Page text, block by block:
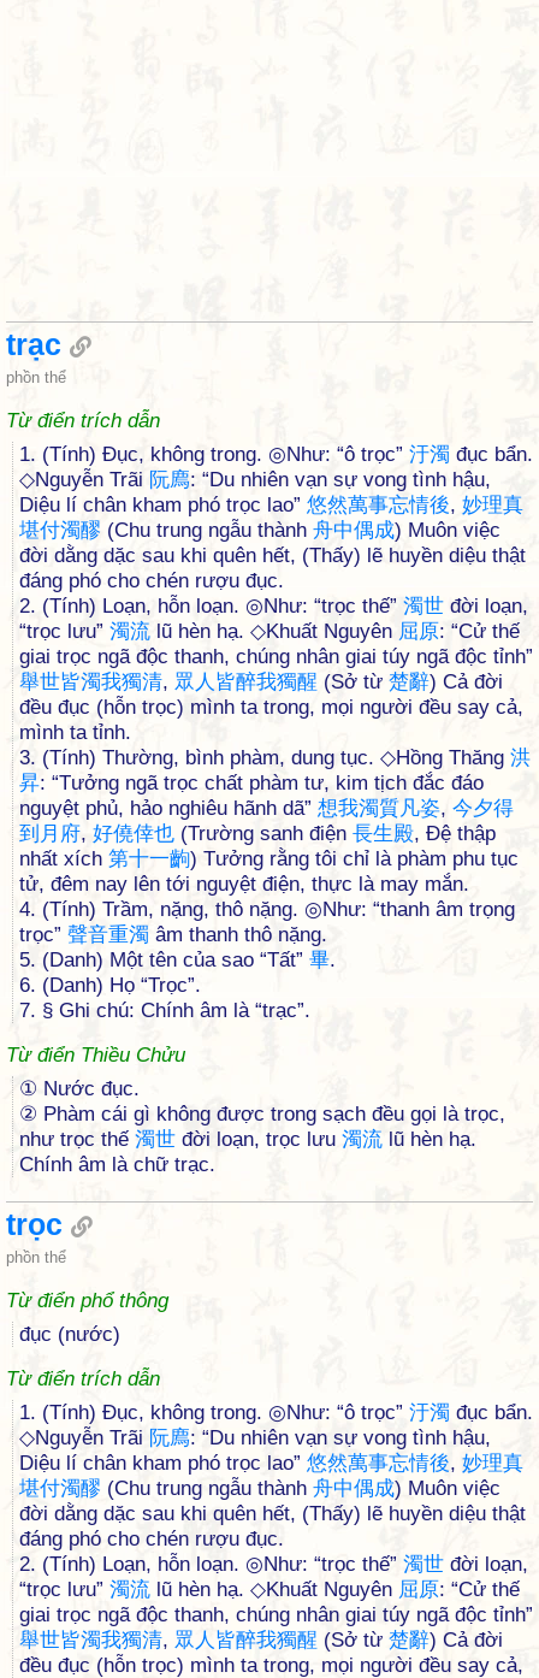
trạc
phồn thể
Từ điển trích dẫn
1. (Tính) Đục, không trong. ◎Như: “ô trọc” 汙濁 đục bẩn.
◇Nguyễn Trãi 阮廌: “Du nhiên vạn sự vong tình hậu,
Diệu lí chân kham phó trọc lao” 悠然萬事忘情後, 妙理真
堪付濁醪 (Chu trung ngẫu thành 舟中偶成) Muôn việc
đời dằng dặc sau khi quên hết, (Thấy) lẽ huyền diệu thật
đáng phó cho chén rượu đục.
2. (Tính) Loạn, hỗn loạn. ◎Như: “trọc thế” 濁世 đời loạn,
“trọc lưu” 濁流 lũ hèn hạ. ◇Khuất Nguyên 屈原: “Cử thế
giai trọc ngã độc thanh, chúng nhân giai túy ngã độc tỉnh”
舉世皆濁我獨清, 眾 人 皆醉我獨醒 (Sở từ 楚辭) Cả đời
đều đục (hỗn trọc) mình ta trong, mọi người đều say cả,
mình ta tỉnh.
3. (Tính) Thường, bình phàm, dung tục. ◇Hồng Thăng 洪
昇: “Tưởng ngã trọc chất phàm tư, kim tịch đắc đáo
nguyệt phủ, hảo nghiêu hãnh dã” 想我濁質凡姿, 今夕得
到 月 府, 好僥倖也 (Trường sanh điện 長生殿, Đệ thập
nhất xích 第十一齣) Tưởng rằng tôi chỉ là phàm phu tục
tử, đêm nay lên tới nguyệt điện, thực là may mắn.
4. (Tính) Trầm, nặng, thô nặng. ◎Như: “thanh âm trọng
trọc” 聲音重濁 âm thanh thô nặng.
5. (Danh) Một tên của sao “Tất” 畢.
6. (Danh) Họ “Trọc”.
7. § Ghi chú: Chính âm là “trạc”.
Từ điển Thiều Chửu
① Nước đục.
② Phàm cái gì không được trong sạch đều gọi là trọc,
như trọc thế 濁世 đời loạn, trọc lưu 濁流 lũ hèn hạ.
Chính âm là chữ trạc.
trọc
phồn thể
Từ điển phổ thông
đục (nước)
Từ điển trích dẫn
1. (Tính) Đục, không trong. ◎Như: “ô trọc” 汙濁 đục bẩn.
◇Nguyễn Trãi 阮廌: “Du nhiên vạn sự vong tình hậu,
Diệu lí chân kham phó trọc lao” 悠然萬事忘情後, 妙理真
堪付濁醪 (Chu trung ngẫu thành 舟中偶成) Muôn việc
đời dằng dặc sau khi quên hết, (Thấy) lẽ huyền diệu thật
đáng phó cho chén rượu đục.
2. (Tính) Loạn, hỗn loạn. ◎Như: “trọc thế” 濁世 đời loạn,
“trọc lưu” 濁流 lũ hèn hạ. ◇Khuất Nguyên 屈原: “Cử thế
giai trọc ngã độc thanh, chúng nhân giai túy ngã độc tỉnh”
舉世皆濁我獨清, 眾 人 皆醉我獨醒 (Sở từ 楚辭) Cả đời
đều đục (hỗn trọc) mình ta trong, mọi người đều say cả,